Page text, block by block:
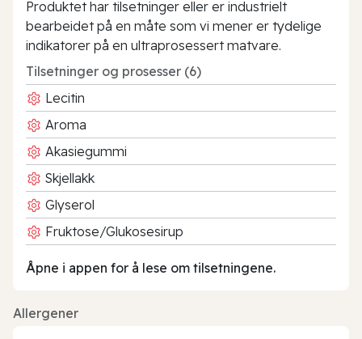
Produktet har tilsetninger eller er industrielt
bearbeidet på en måte som vi mener er tydelige
indikatorer på en ultraprosessert matvare.
Tilsetninger og prosesser (6)
Lecitin
Aroma
Akasiegummi
Skjellakk
Glyserol
Fruktose/Glukosesirup
Åpne i appen for å lese om tilsetningene.
Allergener